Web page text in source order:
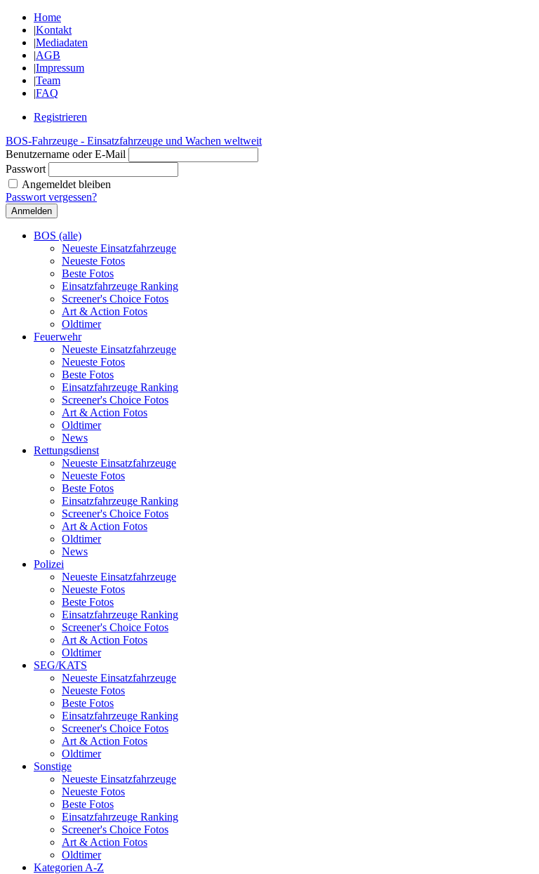
Home
|Kontakt
|Mediadaten
|AGB
|Impressum
|Team
|FAQ
Registrieren
BOS-Fahrzeuge - Einsatzfahrzeuge und Wachen weltweit
Benutzername oder E-Mail
Passwort
Angemeldet bleiben
Passwort vergessen?
BOS (alle)
Neueste Einsatzfahrzeuge
Neueste Fotos
Beste Fotos
Einsatzfahrzeuge Ranking
Screener's Choice Fotos
Art & Action Fotos
Oldtimer
Feuerwehr
Neueste Einsatzfahrzeuge
Neueste Fotos
Beste Fotos
Einsatzfahrzeuge Ranking
Screener's Choice Fotos
Art & Action Fotos
Oldtimer
News
Rettungsdienst
Neueste Einsatzfahrzeuge
Neueste Fotos
Beste Fotos
Einsatzfahrzeuge Ranking
Screener's Choice Fotos
Art & Action Fotos
Oldtimer
News
Polizei
Neueste Einsatzfahrzeuge
Neueste Fotos
Beste Fotos
Einsatzfahrzeuge Ranking
Screener's Choice Fotos
Art & Action Fotos
Oldtimer
SEG/KATS
Neueste Einsatzfahrzeuge
Neueste Fotos
Beste Fotos
Einsatzfahrzeuge Ranking
Screener's Choice Fotos
Art & Action Fotos
Oldtimer
Sonstige
Neueste Einsatzfahrzeuge
Neueste Fotos
Beste Fotos
Einsatzfahrzeuge Ranking
Screener's Choice Fotos
Art & Action Fotos
Oldtimer
Kategorien A-Z